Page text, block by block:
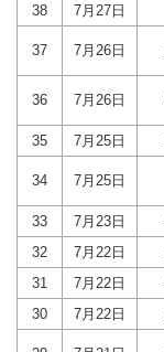
38
7月27日
37 7月26日
36 7月26日
35 7月25日
34 7月25日
33 7月23日
32
7月22日
31
7月22日
30
7月22日